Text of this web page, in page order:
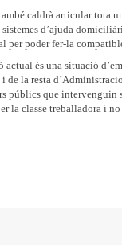
caldrà articular tota
d’ajuda
poder fer-la
és una situació
de la resta
públics que intervenguin
la classe treballadora i